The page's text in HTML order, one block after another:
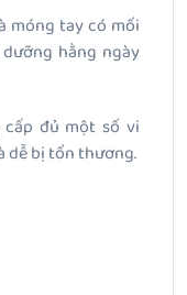
móng tay có mối
hằng ngày
đủ một số vi
dễ bị tổn thương.